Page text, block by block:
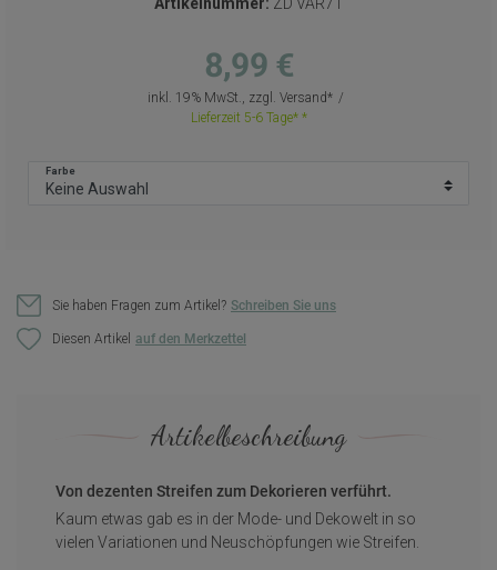
8,99 €
inkl. 19% MwSt., zzgl. Versand
Lieferzeit 5-6 Tage*
Farbe
Sie haben Fragen zum Artikel? Schreiben Sie uns
Diesen Artikel
Artikelbeschreibung
Von dezenten Streifen zum Dekorieren verführt.
Kaum etwas gab es in der Mode- und Dekowelt in so
vielen Variationen und Neuschöpfungen wie Streifen.